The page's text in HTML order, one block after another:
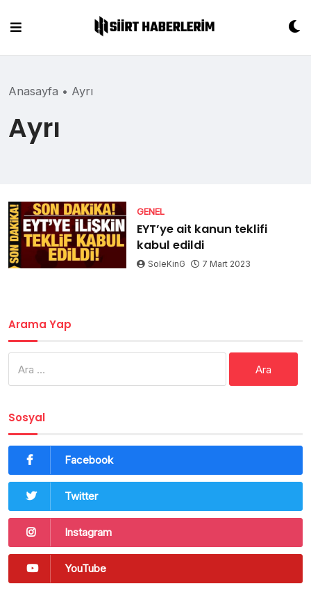
content
Anasayfa • Ayrı
Ayrı
GENEL
EYT’ye ait kanun teklifi
kabul edildi
SoleKinG 7 Mart 2023
Arama Yap
Sosyal
Facebook
Twitter
Instagram
YouTube